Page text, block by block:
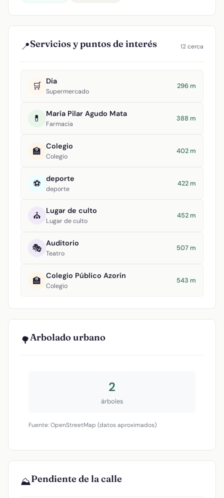
📍Servicios y puntos de interés 12 cerca
🛒 Dia
Supermercado
296 m
💊 María Pilar Agudo Mata
Farmacia
388 m
🏫 Colegio
Colegio
402 m
⚽ deporte
deporte
422 m
⛪ Lugar de culto
Lugar de culto
452 m
🎭 Auditorio
Teatro
507 m
🏫 Colegio Público Azorín
Colegio
543 m
🌳Arbolado urbano
2
árboles
Fuente: OpenStreetMap (datos aproximados)
⛰️Pendiente de la calle